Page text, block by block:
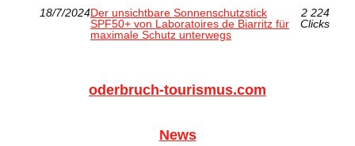
18/7/2024Der unsichtbare Sonnenschutzstick
SPF50+ von Laboratoires de Biarritz für
maximale Schutz unterwegs
2 224
Clicks
oderbruch-tourismus.com
News